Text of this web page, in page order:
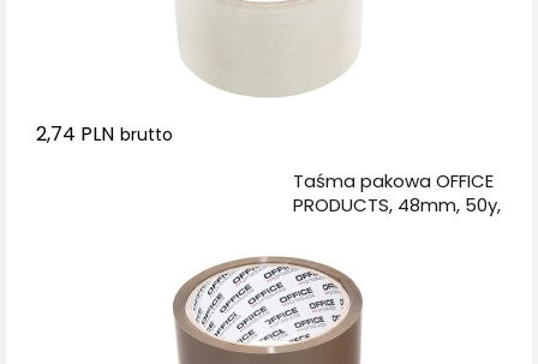
2,74 PLN brutto
Taśma pakowa OFFICE
PRODUCTS, 48mm, 50y,